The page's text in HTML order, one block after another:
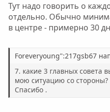
Тут надо говорить о
отдельно. Обычно
в центре - примерно 30
Foreveryoung":217gsb67
7. какие 3 главных совета
мою ситуацию со стороны?
Спасибо .